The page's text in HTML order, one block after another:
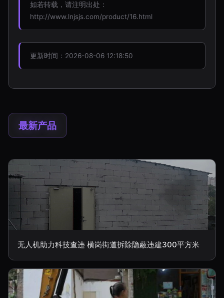
如若转载，请注明出处：
http://www.lnjsjs.com/product/16.html
更新时间：2026-08-06 12:18:50
最新产品
无人机助力科技查违 横岗街道拆除隐蔽违建300平方米